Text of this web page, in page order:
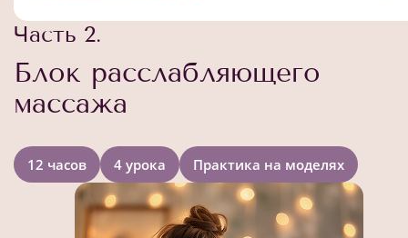
Часть 2.
Блок расслабляющего
массажа
12 часов 4 урока Практика на моделях